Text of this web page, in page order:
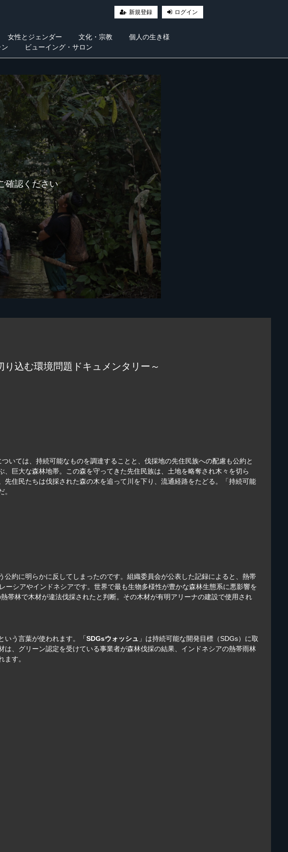
新規登録 ログイン
女性とジェンダー 文化・宗教
個人の生き様
ビューイング・サロン
確認ください
込む環境問題ドキュメンタリー～
ついては、持続可能なものを調達することと、伐採地の先住民族への配慮も公約と
、巨大な森林地帯。この森を守ってきた先住民族は、土地を略奪され木々を切ら
住民たちは伐採された森の木を追って川を下り、流通経路をたどる。「持続可能
。
約に明らかに反してしまったのです。組織委員会が公表した記録によると、熱帯
シアやインドネシアです。世界で最も生物多様性が豊かな森林生態系に悪影響を
帯林で木材が違法伐採されたと判断。その木材が有明アリーナの建設で使用され
いう言葉が使われます。「SDGsウォッシュ 」は持続可能な開発目標（SDGs）に取
、グリーン認定を受けている事業者が森林伐採の結果、インドネシアの熱帯雨林
す。